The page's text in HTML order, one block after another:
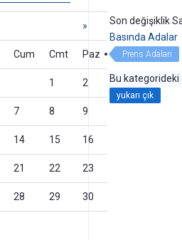
Son değişiklik
Basında Adalar
Prens Adaları
Bu kategorideki
yukarı çık
»
Cum Cmt Paz
1 2
7 8 9
14 15 16
21 22 23
28 29 30